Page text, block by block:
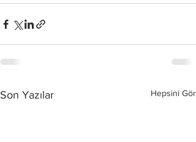
Son Yazılar Hepsini Gör